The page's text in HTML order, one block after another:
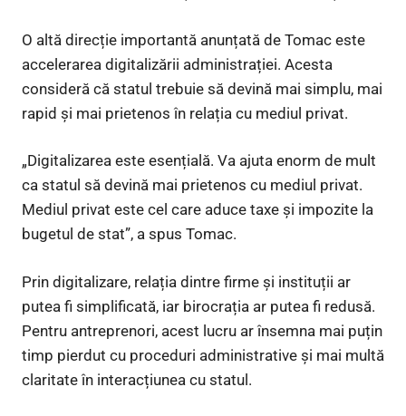
O altă direcție importantă anunțată de Tomac este
accelerarea digitalizării administrației. Acesta
consideră că statul trebuie să devină mai simplu, mai
rapid și mai prietenos în relația cu mediul privat.
„Digitalizarea este esențială. Va ajuta enorm de mult
ca statul să devină mai prietenos cu mediul privat.
Mediul privat este cel care aduce taxe și impozite la
bugetul de stat”, a spus Tomac.
Prin digitalizare, relația dintre firme și instituții ar
putea fi simplificată, iar birocrația ar putea fi redusă.
Pentru antreprenori, acest lucru ar însemna mai puțin
timp pierdut cu proceduri administrative și mai multă
claritate în interacțiunea cu statul.